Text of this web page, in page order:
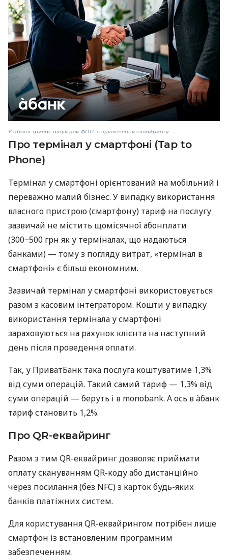
У àбанк триває акція для ФОП з підключення еквайрингу
Про термінал у смартфоні (Tap to
Phone)
Термінал у смартфоні орієнтований на мобільний і
переважно малий бізнес. У випадку використання
власного пристрою (смартфону) тариф на послугу
зазвичай не містить щомісячної абонплати
(300−500 грн як у терміналах, що надаються
банками) — тому з погляду витрат, «термінал в
смартфоні» є більш економним.
Зазвичай термінал у смартфоні використовується
разом з касовим інтегратором. Кошти у випадку
використання термінала у смартфоні
зараховуються на рахунок клієнта на наступний
день після проведення оплати.
Так, у ПриватБанк така послуга коштуватиме 1,3%
від суми операцій. Такий самий тариф — 1,3% від
суми операцій — беруть і в monobank. А ось в àбанк
тариф становить 1,2%.
Про QR-еквайринг
Разом з тим QR-еквайринг дозволяє приймати
оплату скануванням QR-коду або дистанційно
через посилання (без NFC) з карток будь-яких
банків платіжних систем.
Для користування QR-еквайрингом потрібен лише
смартфон із встановленим програмним
забезпеченням.